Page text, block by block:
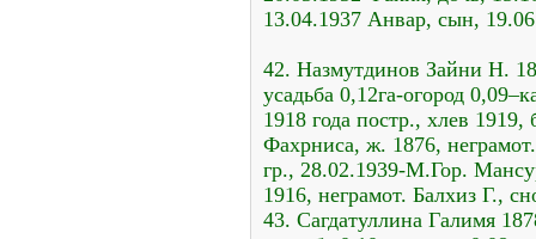
13.04.1937 Анвар, сын,
42. Назмутдинов Зайни Н.
усадьба 0,12га-огород
1918 года постр., хлев
Фахрниса, ж. 1876,
гр., 28.02.1939-М.Гор.
1916, неграмот. Балхиз Г.,
43. Сагдатуллина Галимя